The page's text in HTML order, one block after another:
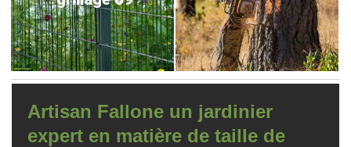
Artisan Fallone un jardinier
expert en matière de taille de